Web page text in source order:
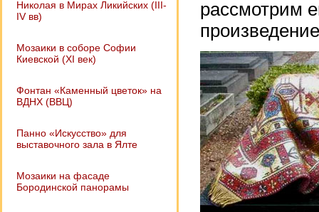
Николая в Мирах Ликийских (III-
IV вв)
Мозаики в соборе Софии
Киевской (XI век)
Фонтан «Каменный цветок» на
ВДНХ (ВВЦ)
Панно «Искусство» для
выставочного зала в Ялте
Мозаики на фасаде
Бородинской панорамы
рассмотрим